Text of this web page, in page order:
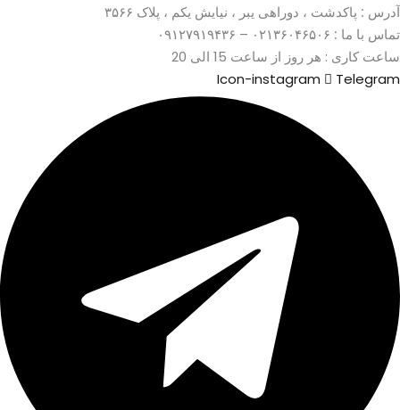
آدرس : پاکدشت ، دوراهی یبر ، نیایش یکم ، پلاک ۳۵۶۶
تماس با ما :
ساعت کاری : هر روز از ساعت 15 الی 20
Icon-instagram
Telegram